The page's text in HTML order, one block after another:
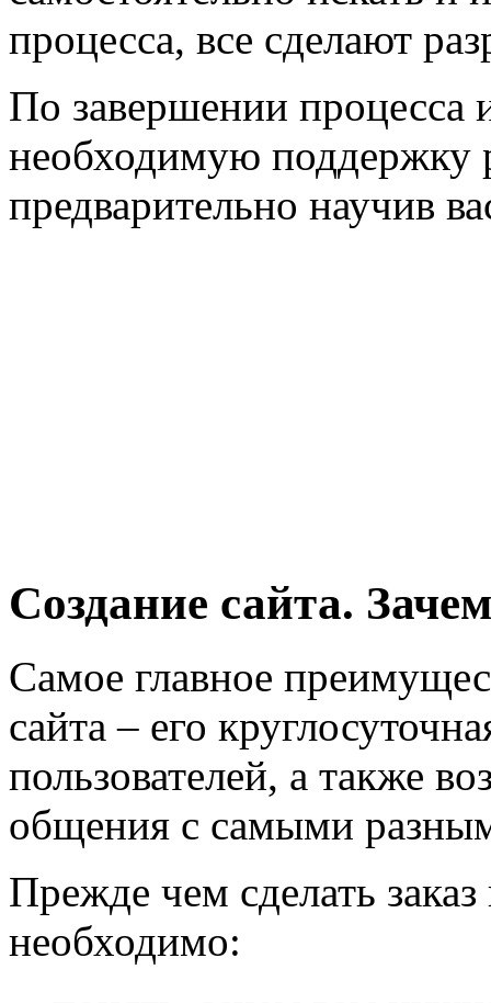
процесса, все сделают
По завершении процесса
необходимую поддержку
предварительно научив
Создание сайта.
Самое главное
сайта – его
пользователей, а также
общения с самыми
Прежде чем сделать
необходимо: